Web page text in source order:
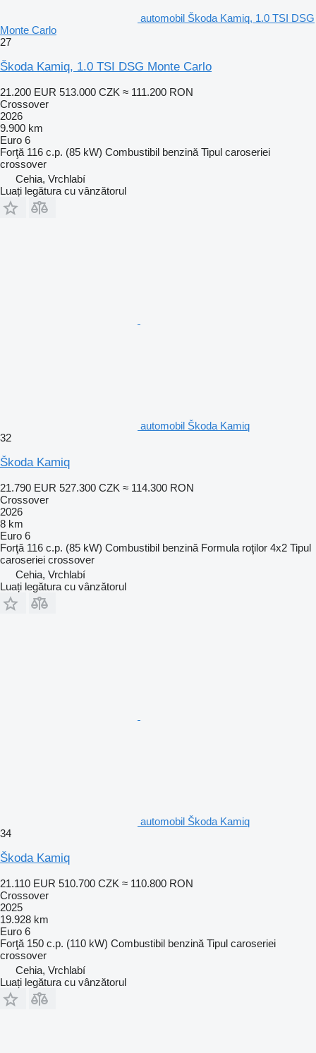
automobil Škoda Kamiq, 1.0 TSI DSG
Monte Carlo
27
Škoda Kamiq, 1.0 TSI DSG Monte Carlo
21.200 EUR 513.000 CZK ≈ 111.200 RON
Crossover
2026
9.900 km
Euro 6
Forţă 116 c.p. (85 kW) Combustibil benzină Tipul caroseriei
crossover
Cehia, Vrchlabí
Luați legătura cu vânzătorul
automobil Škoda Kamiq
32
Škoda Kamiq
21.790 EUR 527.300 CZK ≈ 114.300 RON
Crossover
2026
8 km
Euro 6
Forţă 116 c.p. (85 kW) Combustibil benzină Formula roţilor 4x2 Tipul
caroseriei crossover
Cehia, Vrchlabí
Luați legătura cu vânzătorul
automobil Škoda Kamiq
34
Škoda Kamiq
21.110 EUR 510.700 CZK ≈ 110.800 RON
Crossover
2025
19.928 km
Euro 6
Forţă 150 c.p. (110 kW) Combustibil benzină Tipul caroseriei
crossover
Cehia, Vrchlabí
Luați legătura cu vânzătorul